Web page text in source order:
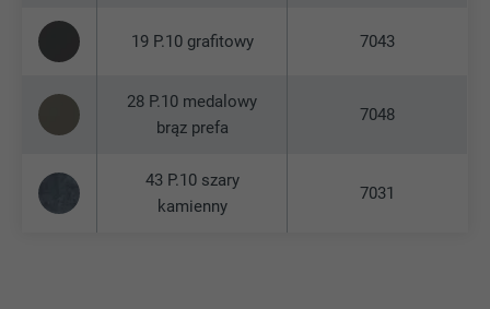
19 P.10 grafitowy 7043
28 P.10 medalowy
brąz prefa
7048
43 P.10 szary
kamienny
7031